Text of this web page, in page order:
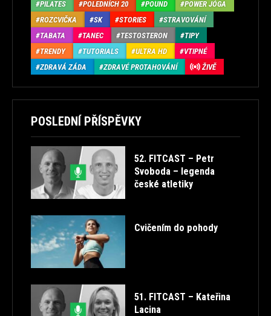
PILATES POLEDNÍCH 20 POUND
POWER JÓGA
ROZCVIČKA
SK STORIES
STRAVOVÁNÍ
TABATA
TANEC TESTOSTERON
TIPY
TRENDY
TUTORIALS ULTRA HD
VTIPNÉ
ZDRAVÁ ZÁDA
ZDRAVÉ PROTAHOVÁNÍ ŽIVĚ
POSLEDNÍ PŘÍSPĚVKY
52. FITCAST – Petr
Svoboda – legenda
české atletiky
Cvičením do pohody
51. FITCAST – Kateřina
Lacina